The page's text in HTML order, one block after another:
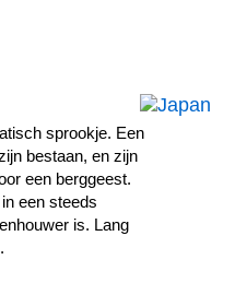
sprookje. Een
bestaan, en zijn
een berggeest.
een steeds
is. Lang